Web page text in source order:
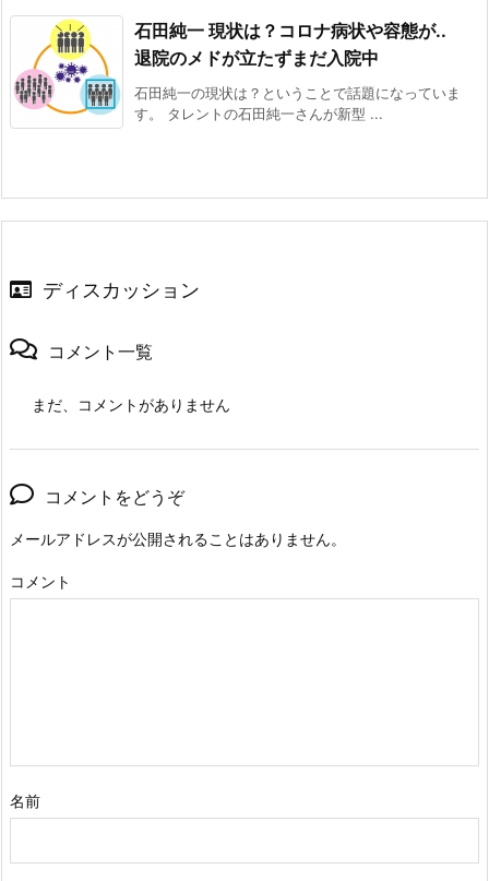
石田純一 現状は？コロナ病状や容態が..
退院のメドが立たずまだ入院中
石田純一の現状は？ということで話題になっていま
す。 タレントの石田純一さんが新型 ...
ディスカッション
コメント一覧
まだ、コメントがありません
コメントをどうぞ
メールアドレスが公開されることはありません。
コメント
名前